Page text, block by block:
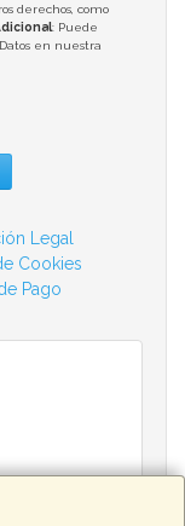
derechos, como
: Puede
en nuestra
Legal
Cookies
Pago